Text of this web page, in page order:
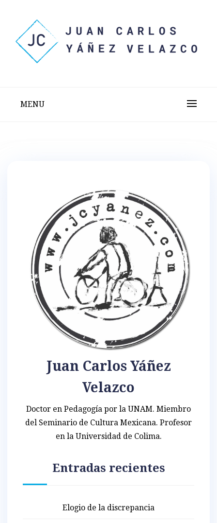
content
MENU
Juan Carlos Yáñez
Velazco
Doctor en Pedagogía por la UNAM. Miembro
del Seminario de Cultura Mexicana. Profesor
en la Universidad de Colima.
Entradas recientes
Elogio de la discrepancia